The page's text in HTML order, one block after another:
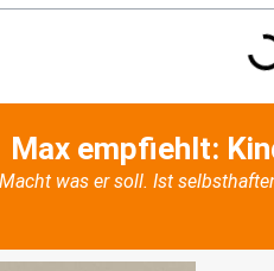
Max empfiehlt:
was er soll. Ist